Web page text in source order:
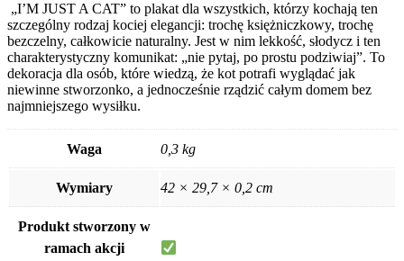
„I’M JUST A CAT” to plakat dla wszystkich, którzy kochają ten
szczególny rodzaj kociej elegancji: trochę księżniczkowy, trochę
bezczelny, całkowicie naturalny. Jest w nim lekkość, słodycz i ten
charakterystyczny komunikat: „nie pytaj, po prostu podziwiaj”. To
dekoracja dla osób, które wiedzą, że kot potrafi wyglądać jak
niewinne stworzonko, a jednocześnie rządzić całym domem bez
najmniejszego wysiłku.
Waga 0,3 kg
Wymiary 42 × 29,7 × 0,2 cm
Produkt stworzony w
ramach akcji